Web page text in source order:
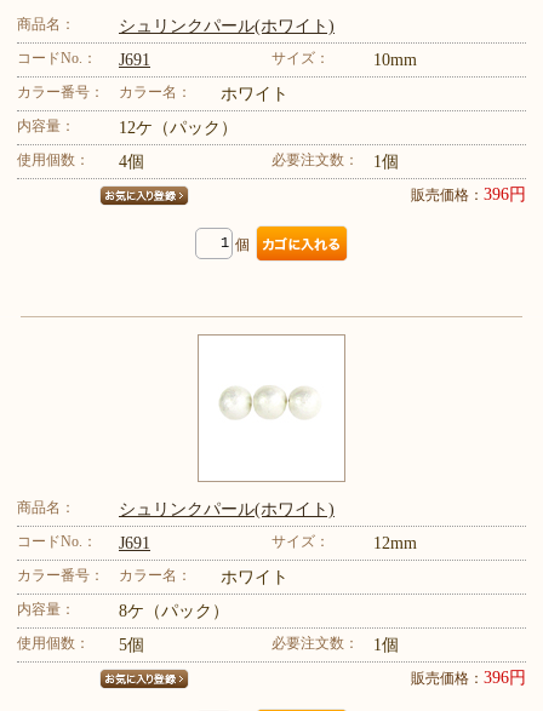
商品名： シュリンクパール(ホワイト)
コードNo.： J691 サイズ： 10mm
カラー番号： カラー名： ホワイト
内容量： 12ケ（パック）
使用個数： 4個 必要注文数： 1個
販売価格： 396円
個
商品名： シュリンクパール(ホワイト)
コードNo.： J691 サイズ： 12mm
カラー番号： カラー名： ホワイト
内容量： 8ケ（パック）
使用個数： 5個 必要注文数： 1個
販売価格： 396円